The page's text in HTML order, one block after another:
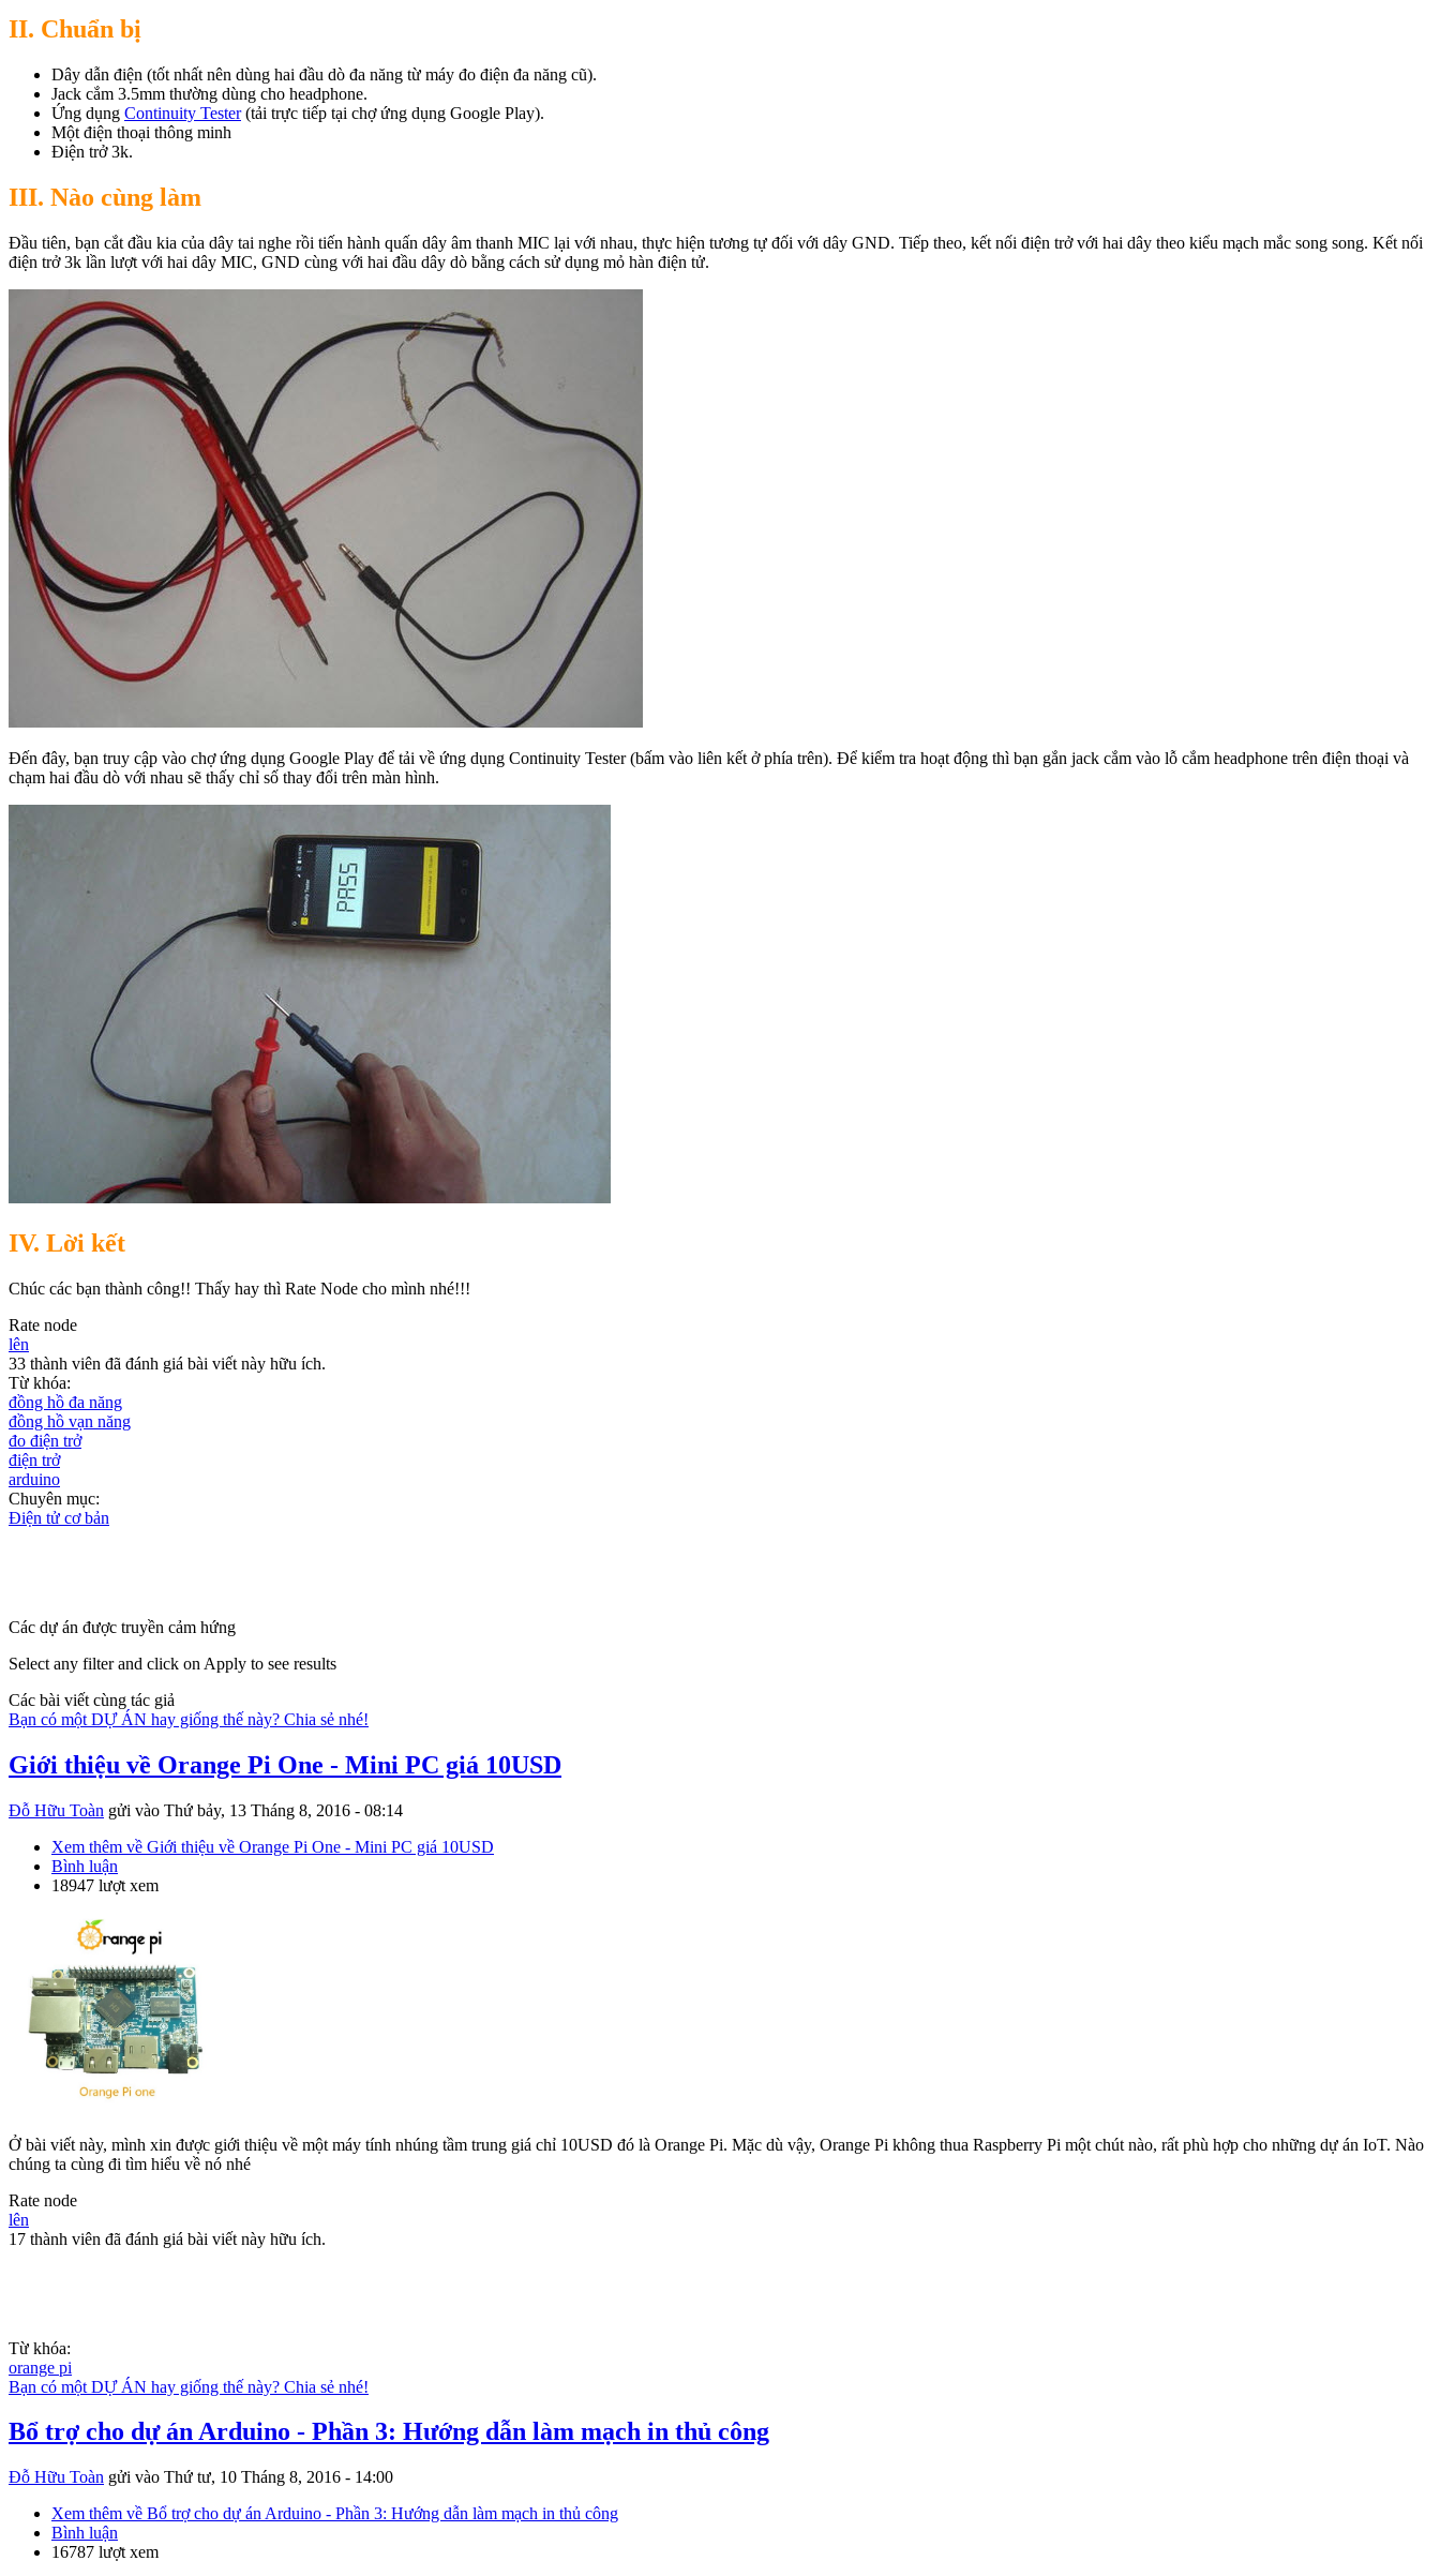
II. Chuẩn bị
Dây dẫn điện (tốt nhất nên dùng hai đầu dò đa năng từ máy đo điện đa năng cũ).
Jack cắm 3.5mm thường dùng cho headphone.
Ứng dụng Continuity Tester(tải trực tiếp tại chợ ứng dụng Google Play).
Một điện thoại thông minh
Điện trở 3k.
III. Nào cùng làm
Đầu tiên, bạn cắt đầu kia của dây tai nghe rồi tiến hành quấn dây âm thanh MIC lại với nhau, thực hiện tương tự đối với dây GND. Tiếp theo, kết nối điện trở với hai dây theo kiểu mạch mắc song song. Kết nối
điện trở 3k lần lượt với hai dây MIC, GND cùng với hai đầu dây dò bằng cách sử dụng mỏ hàn điện tử.
Đến đây, bạn truy cập vào chợ ứng dụng Google Play để tải về ứng dụng Continuity Tester (bấm vào liên kết ở phía trên). Để kiểm tra hoạt động thì bạn gắn jack cắm vào lỗ cắm headphone trên điện thoại và
chạm hai đầu dò với nhau sẽ thấy chỉ số thay đổi trên màn hình.
IV. Lời kết
Chúc các bạn thành công!! Thấy hay thì Rate Node cho mình nhé!!!
Rate node
lên
33 thành viên đã đánh giá bài viết này hữu ích.
Từ khóa:
đồng hồ đa năng
đồng hồ vạn năng
đo điện trở
điện trở
arduino
Chuyên mục:
Điện tử cơ bản
Các dự án được truyền cảm hứng
Select any filter and click on Apply to see results
Các bài viết cùng tác giả
Bạn có một DỰ ÁN hay giống thế này? Chia sẻ nhé!
Giới thiệu về Orange Pi One - Mini PC giá 10USD
Đỗ Hữu Toàn gửi vào Thứ bảy, 13 Tháng 8, 2016 - 08:14
Xem thêm về Giới thiệu về Orange Pi One - Mini PC giá 10USD
Bình luận
18947 lượt xem
Ở bài viết này, mình xin được giới thiệu về một máy tính nhúng tầm trung giá chỉ 10USD đó là Orange Pi. Mặc dù vậy, Orange Pi không thua Raspberry Pi một chút nào, rất phù hợp cho những dự án IoT. Nào
chúng ta cùng đi tìm hiểu về nó nhé
Rate node
lên
17 thành viên đã đánh giá bài viết này hữu ích.
Từ khóa:
orange pi
Bạn có một DỰ ÁN hay giống thế này? Chia sẻ nhé!
Bổ trợ cho dự án Arduino - Phần 3: Hướng dẫn làm mạch in thủ công
Đỗ Hữu Toàn gửi vào Thứ tư, 10 Tháng 8, 2016 - 14:00
Xem thêm về Bổ trợ cho dự án Arduino - Phần 3: Hướng dẫn làm mạch in thủ công
Bình luận
16787 lượt xem